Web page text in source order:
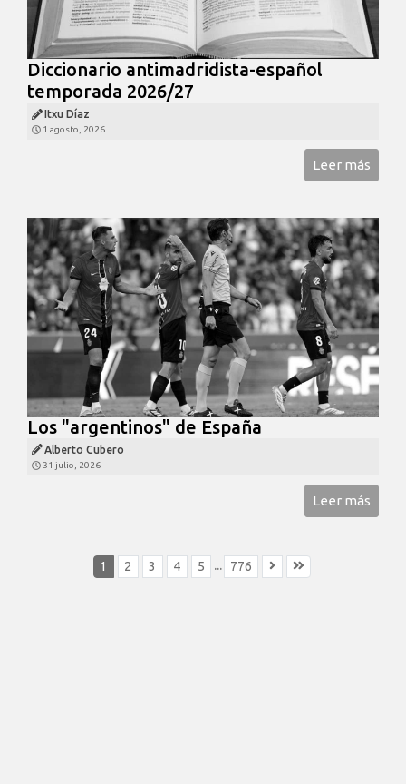
Diccionario antimadridista-español
temporada 2026/27
Itxu Díaz
1 agosto, 2026
Leer más
Los "argentinos" de España
Alberto Cubero
31 julio, 2026
Leer más
1 2 3 4 5 776